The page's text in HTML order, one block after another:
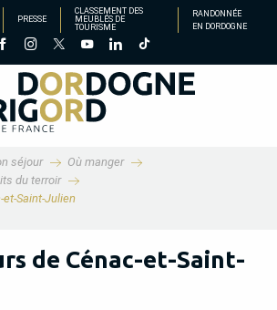
PRESSE
CLASSEMENT DES
MEUBLÉS DE
TOURISME
RANDONNÉE
EN DORDOGNE
séjour
Où manger
du terroir
Saint-Julien
de Cénac-et-Saint-